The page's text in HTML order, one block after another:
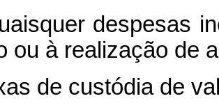
despesas
ou à realização de
de custódia de